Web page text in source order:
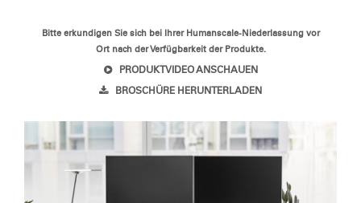
SIGN IN WITH SSO
Passwort vergessen
Deutschland
Bitte erkundigen Sie sich bei Ihrer Humanscale-Niederlassung vor
Ort nach der Verfügbarkeit der Produkte.
PRODUKTVIDEO ANSCHAUEN
BROSCHÜRE HERUNTERLADEN